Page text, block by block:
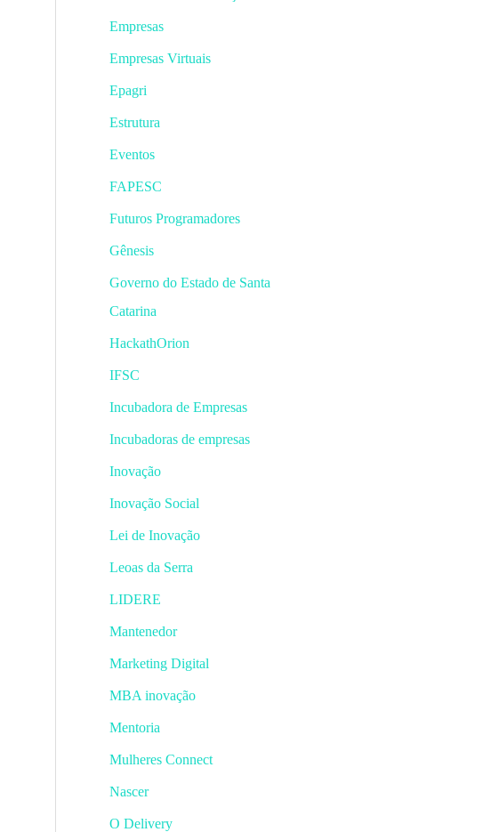
Empresas
Empresas Virtuais
Epagri
Estrutura
Eventos
FAPESC
Futuros Programadores
Gênesis
Governo do Estado de Santa
Catarina
HackathOrion
IFSC
Incubadora de Empresas
Incubadoras de empresas
Inovação
Inovação Social
Lei de Inovação
Leoas da Serra
LIDERE
Mantenedor
Marketing Digital
MBA inovação
Mentoria
Mulheres Connect
Nascer
O Delivery